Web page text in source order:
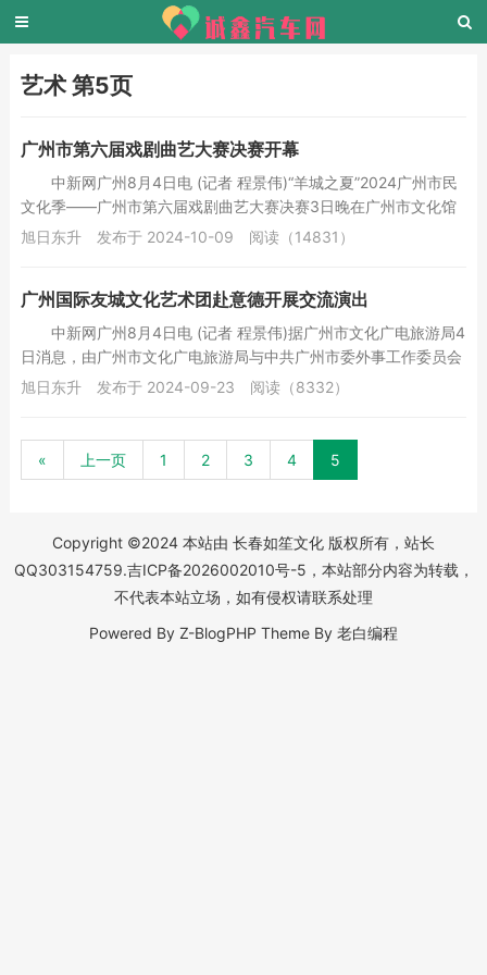
艺术 第5页
广州市第六届戏剧曲艺大赛决赛开幕
中新网广州8月4日电 (记者 程景伟)“羊城之夏”2024广州市民
文化季——广州市第六届戏剧曲艺大赛决赛3日晚在广州市文化馆
剧场拉开帷幕。 广州市...
旭日东升 发布于 2024-10-09 阅读（14831）
广州国际友城文化艺术团赴意德开展交流演出
中新网广州8月4日电 (记者 程景伟)据广州市文化广电旅游局4
日消息，由广州市文化广电旅游局与中共广州市委外事工作委员会
办公室共同组建的广州国际友城文化艺术...
旭日东升 发布于 2024-09-23 阅读（8332）
« 上一页 1 2 3 4 5
Copyright ©2024 本站由 长春如笙文化 版权所有，站长
QQ303154759.吉ICP备2026002010号-5 ，本站部分内容为转载，
不代表本站立场，如有侵权请联系处理
Powered By Z-BlogPHP Theme By 老白编程